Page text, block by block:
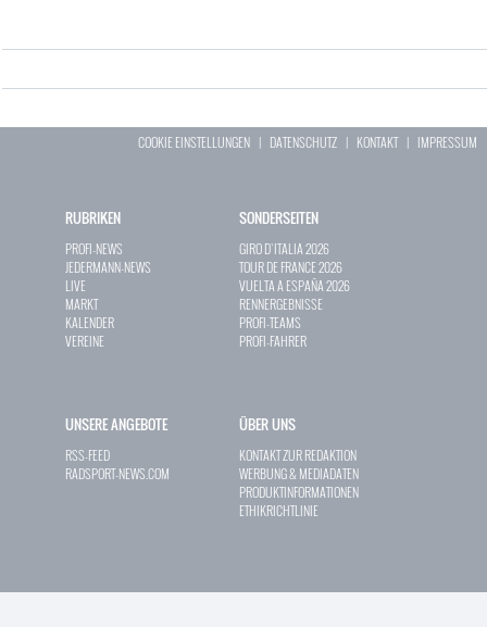
COOKIE EINSTELLUNGEN | DATENSCHUTZ | KONTAKT| IMPRESSUM
RUBRIKEN
PROFI-NEWS
JEDERMANN-NEWS
LIVE
MARKT
KALENDER
VEREINE
SONDERSEITEN
GIRO D`ITALIA 2026
TOUR DE FRANCE 2026
VUELTA A ESPAÑA 2026
RENNERGEBNISSE
PROFI-TEAMS
PROFI-FAHRER
UNSERE ANGEBOTE
RSS-FEED
RADSPORT-NEWS.COM
ÜBER UNS
KONTAKT ZUR REDAKTION
WERBUNG & MEDIADATEN
PRODUKTINFORMATIONEN
ETHIKRICHTLINIE